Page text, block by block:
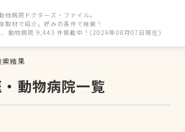
病院ドクターズ・ファイル。
取材で紹介。好みの条件で検索！
、動物病院 9,443 件掲載中！(2026年08月07日現在)
索結果
動物病院一覧